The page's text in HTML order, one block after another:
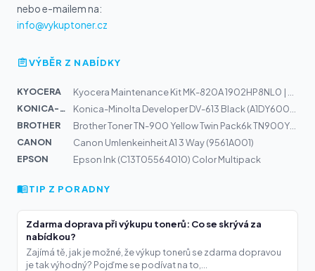
nebo e-mailem na:
info@vykuptoner.cz
VÝBĚR Z NABÍDKY
KYOCERA
KONICA-MIN...
BROTHER
CANON
Canon Umlenkeinheit A1 3 Way (9561A001)
EPSON
Epson Ink (C13T05564010) Color Multipack
TIP Z PORADNY
Zdarma doprava při výkupu tonerů: Co se skrývá za
nabídkou?
Zajímá tě, jak je možné, že výkup tonerů se zdarma dopravou
je tak výhodný? Pojďme se podívat na to,...